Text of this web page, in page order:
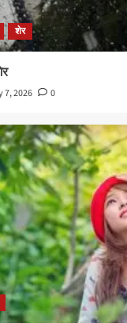
शेर
7, 2026 0